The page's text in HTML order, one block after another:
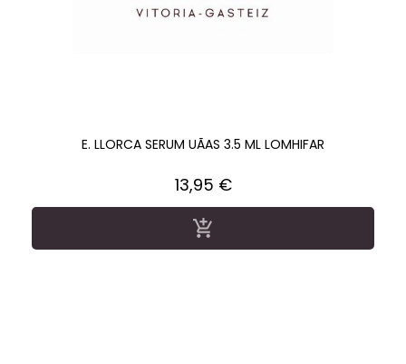
E. LLORCA SERUM UÃAS 3.5 ML LOMHIFAR
Precio
13,95 €
